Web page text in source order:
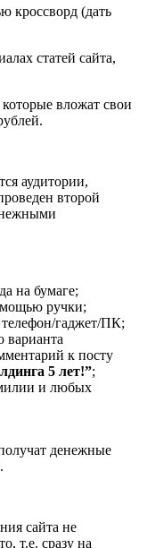
кроссворд (дать
статей сайта,
которые вложат свои
аудитории,
второй
на бумаге;
ручки;
телефон/гаджет/ПК;
варианта
к посту
5 лет!”;
и любых
денежные
сайта не
т.е. сразу на